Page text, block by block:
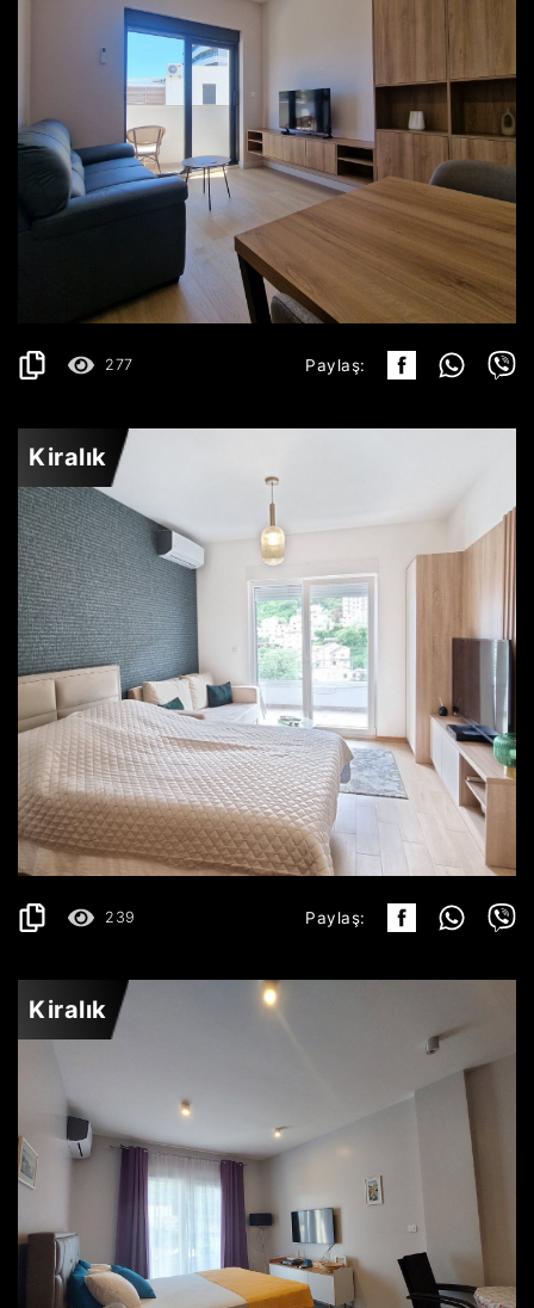
BEČIĆI
AYRINTILAR
277 Paylaş:
Kiralık
BUDVA
400€
30 m2
AYRINTILAR
239 Paylaş:
Kiralık
BUDVA